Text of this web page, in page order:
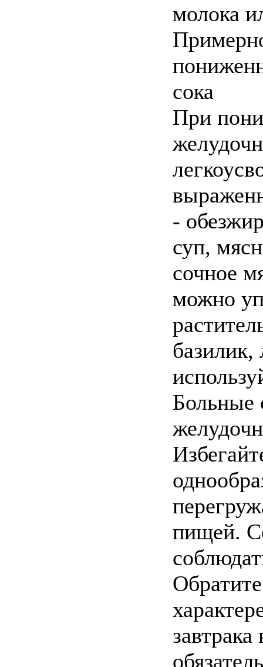
молока
сока
При
-
суп,
сочное
можно
базилик,
Больные
пищей.